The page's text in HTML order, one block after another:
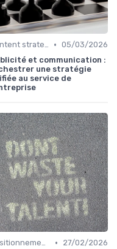
Content strategy & content marketing • 05/03/2026
et communication :
une stratégie
au service de
Positionnement de marque & image •
27/02/2026